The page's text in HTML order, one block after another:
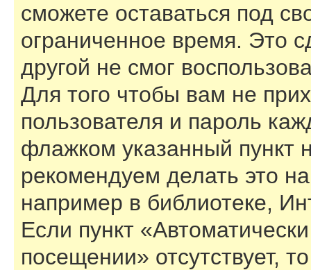
сможете оставаться под
ограниченное время. Это
другой не смог
Для того чтобы вам не
пользователя и пароль
флажком указанный пункт
рекомендуем делать это
например в библиотеке,
Если пункт
посещении» отсутствует,